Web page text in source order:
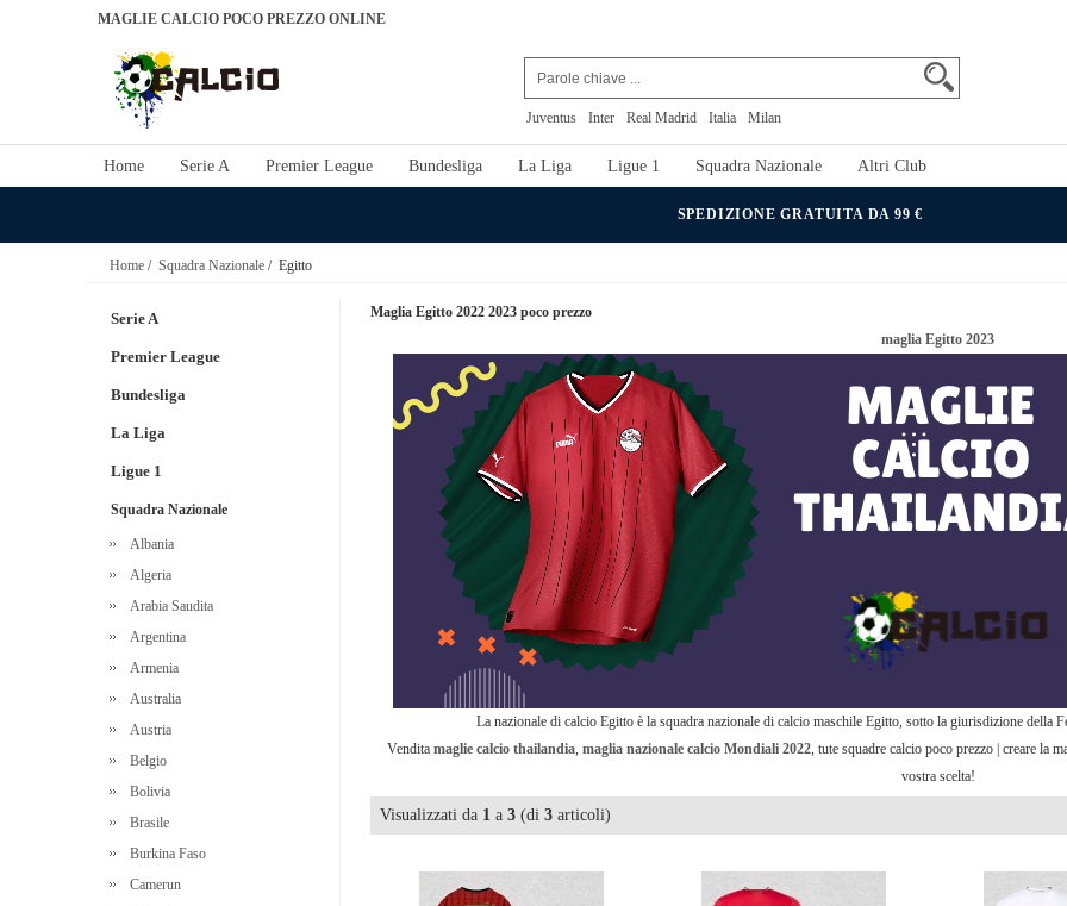
MAGLIE CALCIO POCO PREZZO ONLINE
Juventus Inter Real Madrid Italia Milan
Home Serie A Premier League Bundesliga La Liga Ligue 1 Squadra Nazionale Altri Club
SPEDIZIONE GRATUITA DA 99 €
Home / Squadra Nazionale / Egitto
Serie A
Premier League
Bundesliga
La Liga
Ligue 1
Squadra Nazionale
Albania
Algeria
Arabia Saudita
Argentina
Armenia
Australia
Austria
Belgio
Bolivia
Brasile
Burkina Faso
Camerun
Maglia Egitto 2022 2023 poco prezzo
maglia Egitto 2023
La nazionale di calcio Egitto è la squadra nazionale di calcio maschile Egitto, sotto la giurisdizione
Vendita maglie calcio thailandia, maglia nazionale calcio Mondiali 2022, tute squadre calcio poco prezzo | creare la
vostra scelta!
Visualizzati da 1 a 3 (di 3 articoli)